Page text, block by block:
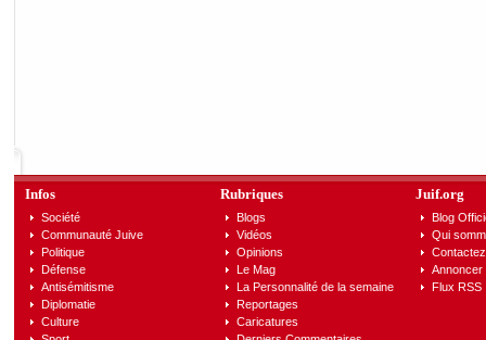
Infos
Société
Communauté Juive
Politique
Défense
Antisémitisme
Diplomatie
Culture
Rubriques
Blogs
Vidéos
Opinions
Le Mag
La Personnalité de la semaine
Reportages
Caricatures
Juif.org
Blog
Qui
Annoncer
Flux RSS